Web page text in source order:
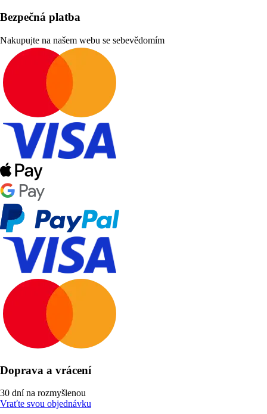
Bezpečná platba
Nakupujte na našem webu se sebevědomím
Doprava a vrácení
30 dní na rozmyšlenou
Vraťte svou objednávku